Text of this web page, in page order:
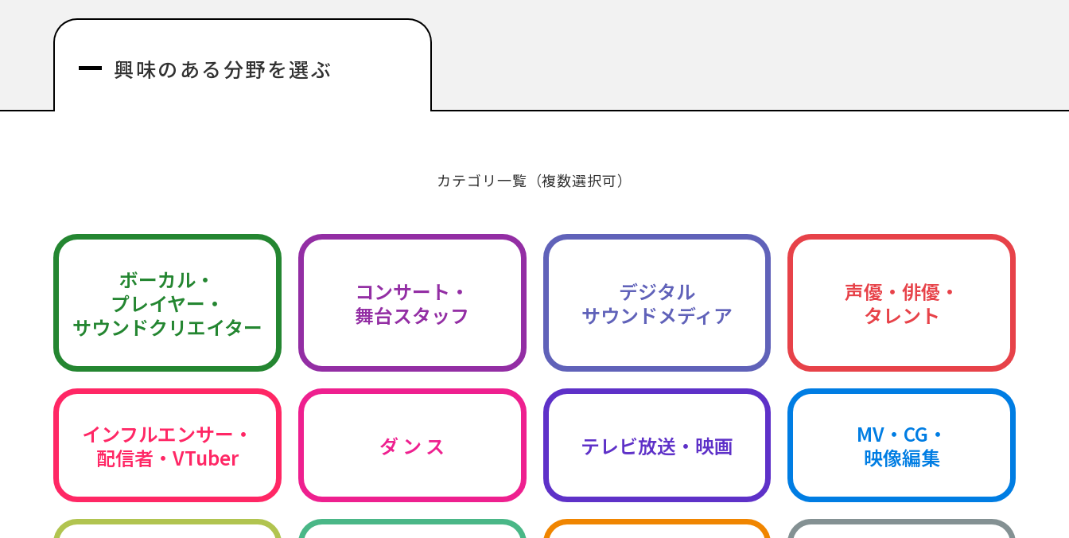
興味のある分野を選ぶ
カテゴリ一覧（複数選択可）
ボーカル・
プレイヤー・
サウンドクリエイター
コンサート・
舞台スタッフ
デジタル
サウンドメディア
声優・俳優・
タレント
インフルエンサー・
配信者・VTuber
ダ ン ス テレビ放送・映画
MV・CG・
映像編集